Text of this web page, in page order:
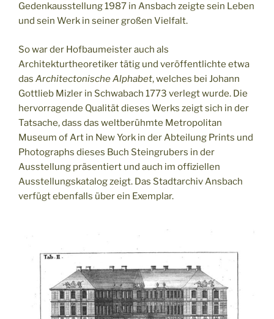
Gedenkausstellung 1987 in Ansbach zeigte sein Leben
und sein Werk in seiner großen Vielfalt.
So war der Hofbaumeister auch als
Architekturtheoretiker tätig und veröffentlichte etwa
das Architectonische Alphabet, welches bei Johann
Gottlieb Mizler in Schwabach 1773 verlegt wurde. Die
hervorragende Qualität dieses Werks zeigt sich in der
Tatsache, dass das weltberühmte Metropolitan
Museum of Art in New York in der Abteilung Prints und
Photographs dieses Buch Steingrubers in der
Ausstellung präsentiert und auch im offiziellen
Ausstellungskatalog zeigt. Das Stadtarchiv Ansbach
verfügt ebenfalls über ein Exemplar.